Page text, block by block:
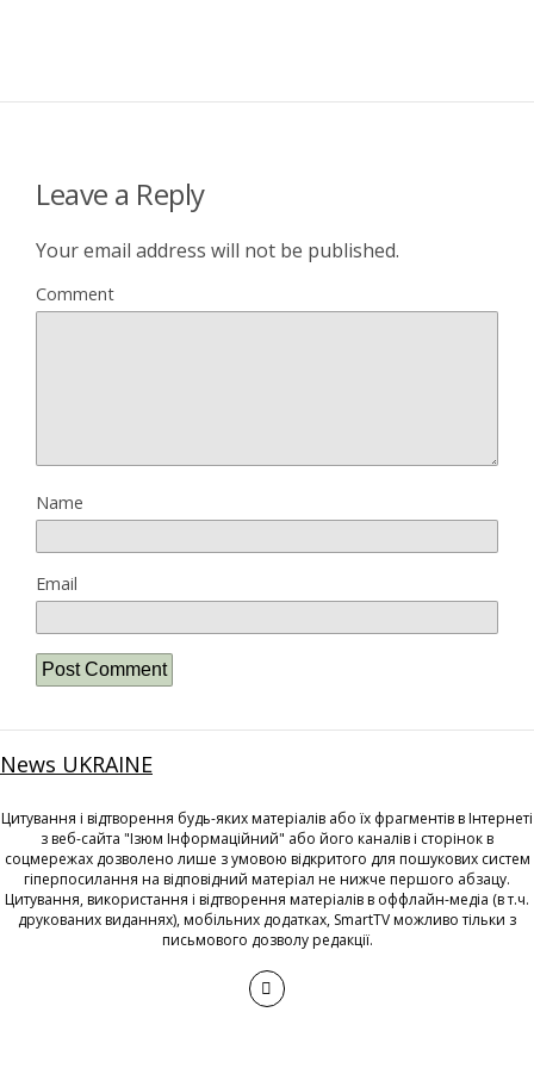
Leave a Reply
Your email address will not be published.
Comment
Name
Email
News UKRAINE
Цитування і відтворення будь-яких матеріалів або їх фрагментів в Інтернеті
з веб-сайта "Ізюм Інформаційний" або його каналів і сторінок в
соцмережах дозволено лише з умовою відкритого для пошукових систем
гіперпосилання на відповідний матеріал не нижче першого абзацу.
Цитування, використання і відтворення матеріалів в оффлайн-медіа (в т.ч.
друкованих виданнях), мобільних додатках, SmartTV можливо тільки з
письмового дозволу редакції.